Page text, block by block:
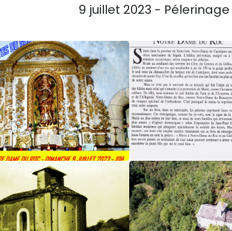
9 juillet 2023 -